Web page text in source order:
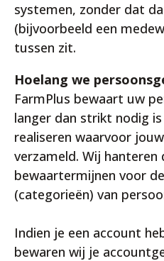
systemen, zonder dat
(bijvoorbeeld een
tussen zit.
Hoelang we
FarmPlus bewaart uw
langer dan strikt nodig
realiseren waarvoor
verzameld. Wij hanteren
bewaartermijnen voor
(categorieën) van
Indien je een account
bewaren wij je